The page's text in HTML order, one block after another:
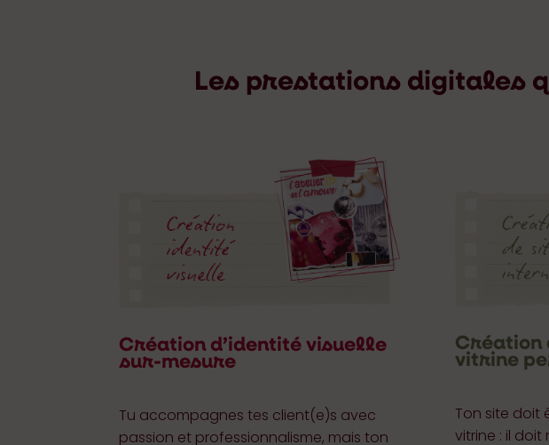
Les prestations digitales
Création d’identité visuelle
sur-mesure
Tu accompagnes tes client(e)s avec
passion et professionnalisme, mais ton
Création
vitrine
Ton site doit
vitrine : il